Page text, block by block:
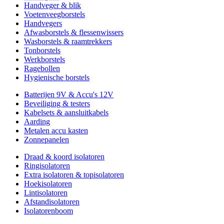
Handveger & blik
Voetenveegborstels
Handvegers
Afwasborstels & flessenwissers
Wasborstels & raamtrekkers
Tonborstels
Werkborstels
Ragebollen
Hygienische borstels
Batterijen 9V & Accu's 12V
Beveiliging & testers
Kabelsets & aansluitkabels
Aarding
Metalen accu kasten
Zonnepanelen
Draad & koord isolatoren
Ringisolatoren
Extra isolatoren & topisolatoren
Hoekisolatoren
Lintisolatoren
Afstandisolatoren
Isolatorenboom